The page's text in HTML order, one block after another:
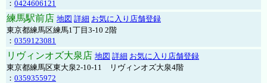
： 0424606121
練馬駅前店 地図 詳細 お気に入り店舗登録
東京都練馬区練馬1丁目3-10 2階
： 0359123081
リヴィンオズ大泉店 地図 詳細 お気に入り店舗登録
東京都練馬区東大泉2-10-11 リヴィンオズ大泉4階
： 0359355972